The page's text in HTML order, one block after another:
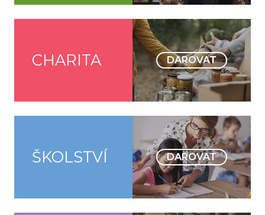
CHARITA DAROVAT
ŠKOLSTVÍ DAROVAT